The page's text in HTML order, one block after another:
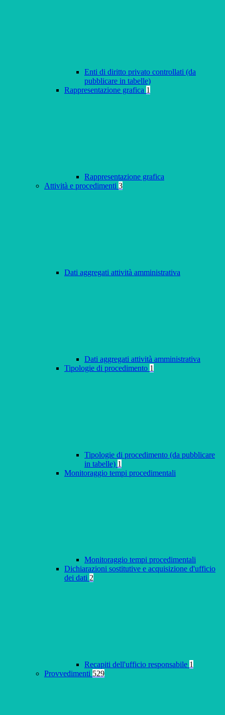
Enti di diritto privato controllati (da
pubblicare in tabelle)
Rappresentazione grafica 1
Rappresentazione grafica
Attività e procedimenti 3
Dati aggregati attività amministrativa
Dati aggregati attività amministrativa
Tipologie di procedimento 1
Tipologie di procedimento (da pubblicare
in tabelle) 1
Monitoraggio tempi procedimentali
Monitoraggio tempi procedimentali
Dichiarazioni sostitutive e acquisizione d'ufficio
dei dati 2
Recapiti dell'ufficio responsabile 1
Provvedimenti 529